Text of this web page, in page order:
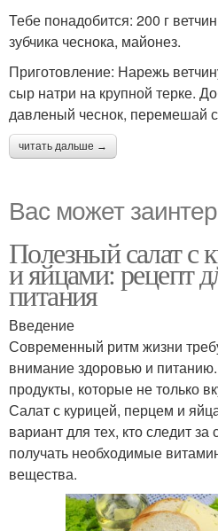
Тебе понадобится: 200 г
зубчика чеснока, майонез.
Приготовление: Нарежь
сыр натри на крупной терке.
давленый чеснок, перемешай
читать дальше →
Вас может
Полезный салат с
и яйцами: рецепт
питания
Введение
Современный ритм жизни
внимание здоровью и
продукты, которые не только
Салат с курицей, перцем и
вариант для тех, кто следит
получать необходимые
вещества.